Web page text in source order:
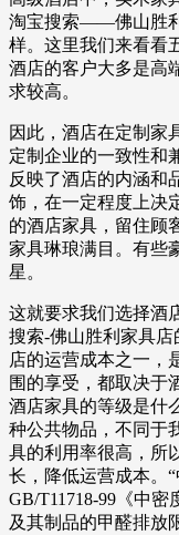
淘宝搜索——佛山胜
样。这里我们来看看
酒店的客户大多是高
求较高。
因此，酒店在定制家
定制企业的一致性和
反映了酒店的内涵和
饰，在一定程度上决
的酒店家具，留住顾
家具琳琅满目。有些
星。
这就要求我们选择酒
搜索-佛山胜利家具
店的运营成本之一，
围的享受，都取决于
酒店家具的等级是什
种公共物品，不同于
具的利用率很高，所
长，降低运营成本。
GB/T11718-99《中
及其制品的甲醛排放